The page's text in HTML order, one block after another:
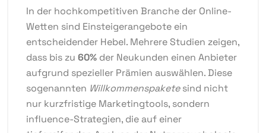
In der hochkompetitiven Branche der Online-
Wetten sind Einsteigerangebote ein
entscheidender Hebel. Mehrere Studien zeigen,
dass bis zu 60% der Neukunden einen Anbieter
aufgrund spezieller Prämien auswählen. Diese
sogenannten Willkommenspaketesind nicht
nur kurzfristige Marketingtools, sondern
influence-Strategien, die auf einer